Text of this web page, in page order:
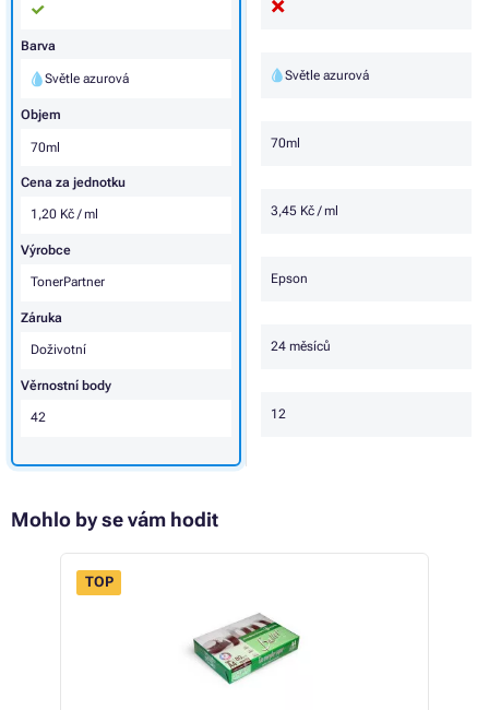
Světle azurová
70ml
3,45 Kč / ml
Epson
24 měsíců
12
Barva
Světle azurová
Objem
70ml
Cena za jednotku
1,20 Kč / ml
Výrobce
TonerPartner
Záruka
Doživotní
Věrnostní body
42
Mohlo by se vám hodit
TOP